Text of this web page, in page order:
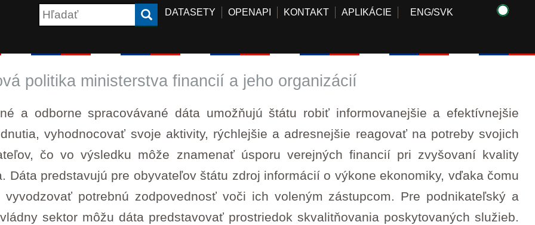
DATASETY OPENAPI KONTAKT APLIKÁCIE ENG/SVK
politika ministerstva financií a jeho organizácií
a odborne spracovávané dáta umožňujú štátu robiť informovanejšie a efektívnejšie
vyhodnocovať svoje aktivity, rýchlejšie a adresnejšie reagovať na potreby svojich
čo vo výsledku môže znamenať úsporu verejných financií pri zvyšovaní kvality
Dáta predstavujú pre obyvateľov štátu zdroj informácií o výkone ekonomiky, vďaka čomu
vyvodzovať potrebnú zodpovednosť voči ich voleným zástupcom. Pre podnikateľský a
sektor môžu dáta predstavovať prostriedok skvalitňovania poskytovaných služieb.